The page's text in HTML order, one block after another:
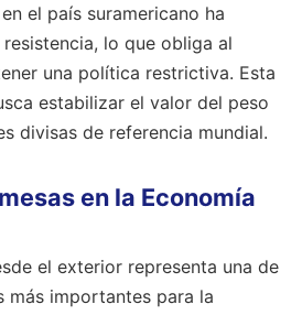
el país suramericano ha
lo que obliga al
una política restrictiva. Esta
estabilizar el valor del peso
divisas de referencia mundial.
en la Economía
el exterior representa una de
más importantes para la